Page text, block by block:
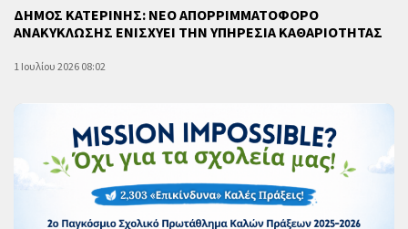
ΔΗΜΟΣ ΚΑΤΕΡΙΝΗΣ: ΝΕΟ ΑΠΟΡΡΙΜΜΑΤΟΦΟΡΟ
ΑΝΑΚΥΚΛΩΣΗΣ ΕΝΙΣΧΥΕΙ ΤΗΝ ΥΠΗΡΕΣΙΑ ΚΑΘΑΡΙΟΤΗΤΑΣ
1 Ιουλίου 2026 08:02